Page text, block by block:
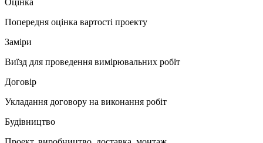
Оцінка
Попередня оцінка вартості проекту
Заміри
Виїзд для проведення вимірювальних робіт
Договір
Укладання договору на виконання робіт
Будівництво